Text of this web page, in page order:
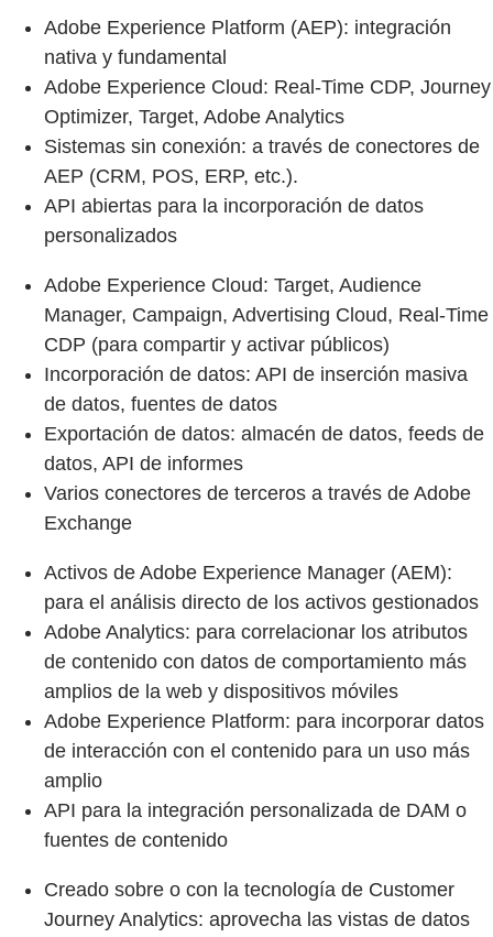
Adobe Experience Platform (AEP): integración
nativa y fundamental
Adobe Experience Cloud: Real-Time CDP, Journey
Optimizer, Target, Adobe Analytics
Sistemas sin conexión: a través de conectores de
AEP (CRM, POS, ERP, etc.).
API abiertas para la incorporación de datos
personalizados
Adobe Experience Cloud: Target, Audience
Manager, Campaign, Advertising Cloud, Real-Time
CDP (para compartir y activar públicos)
Incorporación de datos: API de inserción masiva
de datos, fuentes de datos
Exportación de datos: almacén de datos, feeds de
datos, API de informes
Varios conectores de terceros a través de Adobe
Exchange
Activos de Adobe Experience Manager (AEM):
para el análisis directo de los activos gestionados
Adobe Analytics: para correlacionar los atributos
de contenido con datos de comportamiento más
amplios de la web y dispositivos móviles
Adobe Experience Platform: para incorporar datos
de interacción con el contenido para un uso más
amplio
API para la integración personalizada de DAM o
fuentes de contenido
Creado sobre o con la tecnología de Customer
Journey Analytics: aprovecha las vistas de datos